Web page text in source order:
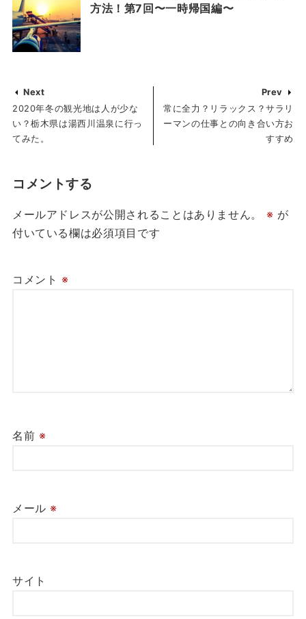
方法！第7回〜一時帰国編〜
Next
2020年冬の観光地は人が少な
い？栃木県は湯西川温泉に行っ
てみた。
Prev
常に全力？リラックス？サラリ
ーマンの仕事との向き合い方お
すすめ
コメントする
メールアドレスが公開されることはありません。 ※ が
付いている欄は必須項目です
コメント ※
名前 ※
メール ※
サイト